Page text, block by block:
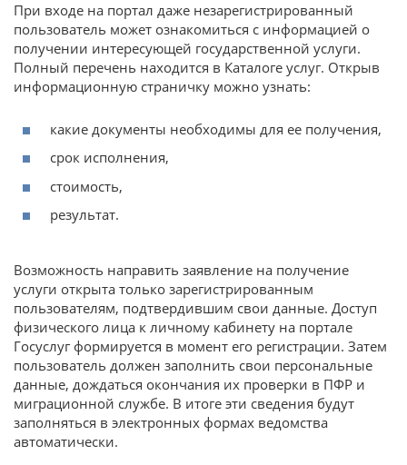
При входе на портал даже незарегистрированный
пользователь может ознакомиться с информацией о
получении интересующей государственной услуги.
Полный перечень находится в Каталоге услуг. Открыв
информационную страничку можно узнать:
какие документы необходимы для ее получения,
срок исполнения,
стоимость,
результат.
Возможность направить заявление на получение
услуги открыта только зарегистрированным
пользователям, подтвердившим свои данные. Доступ
физического лица к личному кабинету на портале
Госуслуг формируется в момент его регистрации. Затем
пользователь должен заполнить свои персональные
данные, дождаться окончания их проверки в ПФР и
миграционной службе. В итоге эти сведения будут
заполняться в электронных формах ведомства
автоматически.